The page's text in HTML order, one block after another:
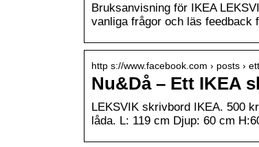
Bruksanvisning för IKEA
vanliga frågor och läs feedback
http s://www.facebook.com › posts ›
Nu&Då – Ett IKEA
LEKSVIK skrivbord IKEA. 500
låda. L: 119 cm Djup: 60 cm